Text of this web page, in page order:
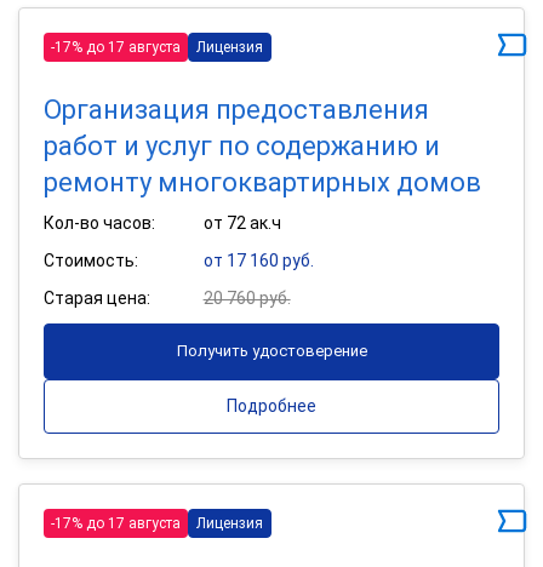
-17% до 17 августа Лицензия
Организация предоставления
работ и услуг по содержанию и
ремонту многоквартирных домов
Кол-во часов:
от 72 ак.ч
Стоимость:
от 17 160 руб.
Старая цена:
20 760 руб.
Получить удостоверение
Подробнее
-17% до 17 августа Лицензия